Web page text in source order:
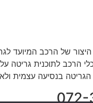
של הרכב המיועד
הינו העברת כלי הרכב
הגריטה בנסיעה עצמית